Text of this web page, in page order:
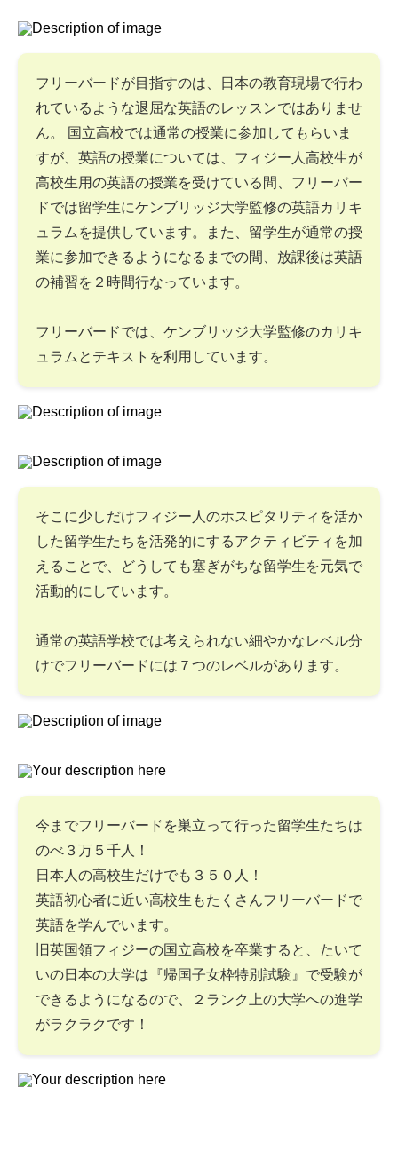
フリーバードが目指すのは、日本の教育現場で行わ
れているような退屈な英語のレッスンではありませ
ん。 国立高校では通常の授業に参加してもらいま
すが、英語の授業については、フィジー人高校生が
高校生用の英語の授業を受けている間、フリーバー
ドでは留学生にケンブリッジ大学監修の英語カリキ
ュラムを提供しています。また、留学生が通常の授
業に参加できるようになるまでの間、放課後は英語
の補習を２時間行なっています。
フリーバードでは、ケンブリッジ大学監修のカリキ
ュラムとテキストを利用しています。
そこに少しだけフィジー人のホスピタリティを活か
した留学生たちを活発的にするアクティビティを加
えることで、どうしても塞ぎがちな留学生を元気で
活動的にしています。
通常の英語学校では考えられない細やかなレベル分
けでフリーバードには７つのレベルがあります。
今までフリーバードを巣立って行った留学生たちは
のべ３万５千人！
日本人の高校生だけでも３５０人！
英語初心者に近い高校生もたくさんフリーバードで
英語を学んでいます。
旧英国領フィジーの国立高校を卒業すると、たいて
いの日本の大学は『帰国子女枠特別試験』で受験が
できるようになるので、２ランク上の大学への進学
がラクラクです！